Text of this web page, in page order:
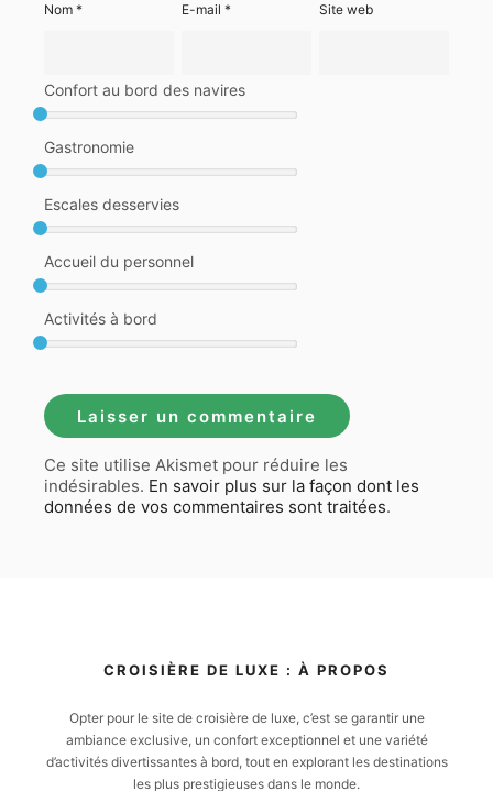
Nom * E-mail* Site web
Confort au bord des navires
Gastronomie
Escales desservies
Accueil du personnel
Activités à bord
Ce site utilise Akismet pour réduire les
indésirables. En savoir plus sur la façon dont les
données de vos commentaires sont traitées.
CROISIÈRE DE LUXE : À PROPOS
Opter pour le site de croisière de luxe, c’est se garantir une
ambiance exclusive, un confort exceptionnel et une variété
d’activités divertissantes à bord, tout en explorant les destinations
les plus prestigieuses dans le monde.